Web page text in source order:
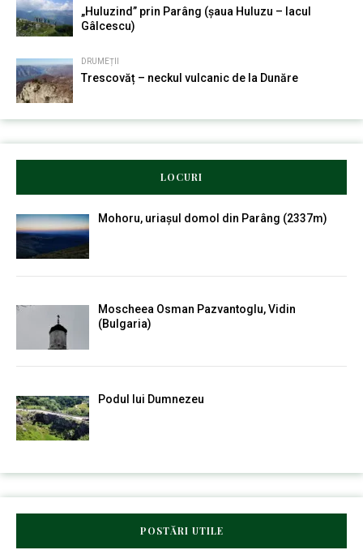
„Huluzind” prin Parâng (șaua Huluzu – lacul
Gâlcescu)
DRUMEȚII
Trescovăț – neckul vulcanic de la Dunăre
LOCURI
Mohoru, uriașul domol din Parâng (2337m)
Moscheea Osman Pazvantoglu, Vidin
(Bulgaria)
Podul lui Dumnezeu
POSTĂRI UTILE